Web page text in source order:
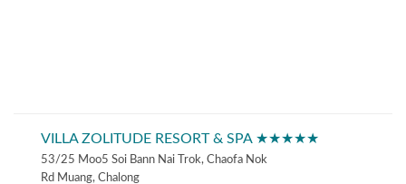
VILLA ZOLITUDE RESORT & SPA ★★★★★
53/25 Moo5 Soi Bann Nai Trok, Chaofa Nok
Rd Muang, Chalong